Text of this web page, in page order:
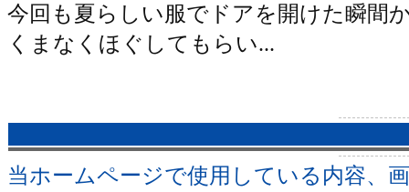
今回も夏らしい服でドアを開けた瞬間
くまなくほぐしてもらい...
当ホームページで使用している内容、